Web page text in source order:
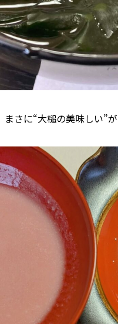
さに“大槌の美味しい”が